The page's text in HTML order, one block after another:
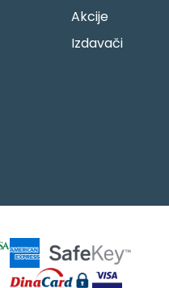
Akcije
Izdavači